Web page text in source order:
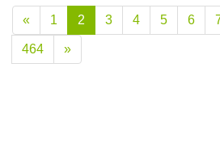
« 1 2 3 4 5 6
464 »